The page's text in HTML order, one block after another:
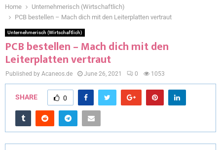
Home
Unternehmerisch (Wirtschaftlich)
PCB bestellen – Mach dich mit den Leiterplatten vertraut
Unternehmerisch (Wirtschaftlich)
PCB bestellen – Mach dich mit den
Leiterplatten vertraut
Published by Acaneos.de June 26, 2021 0 1053
SHARE 0